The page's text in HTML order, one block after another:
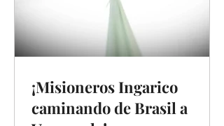
¡Misioneros Ingarico
caminando de Brasil a